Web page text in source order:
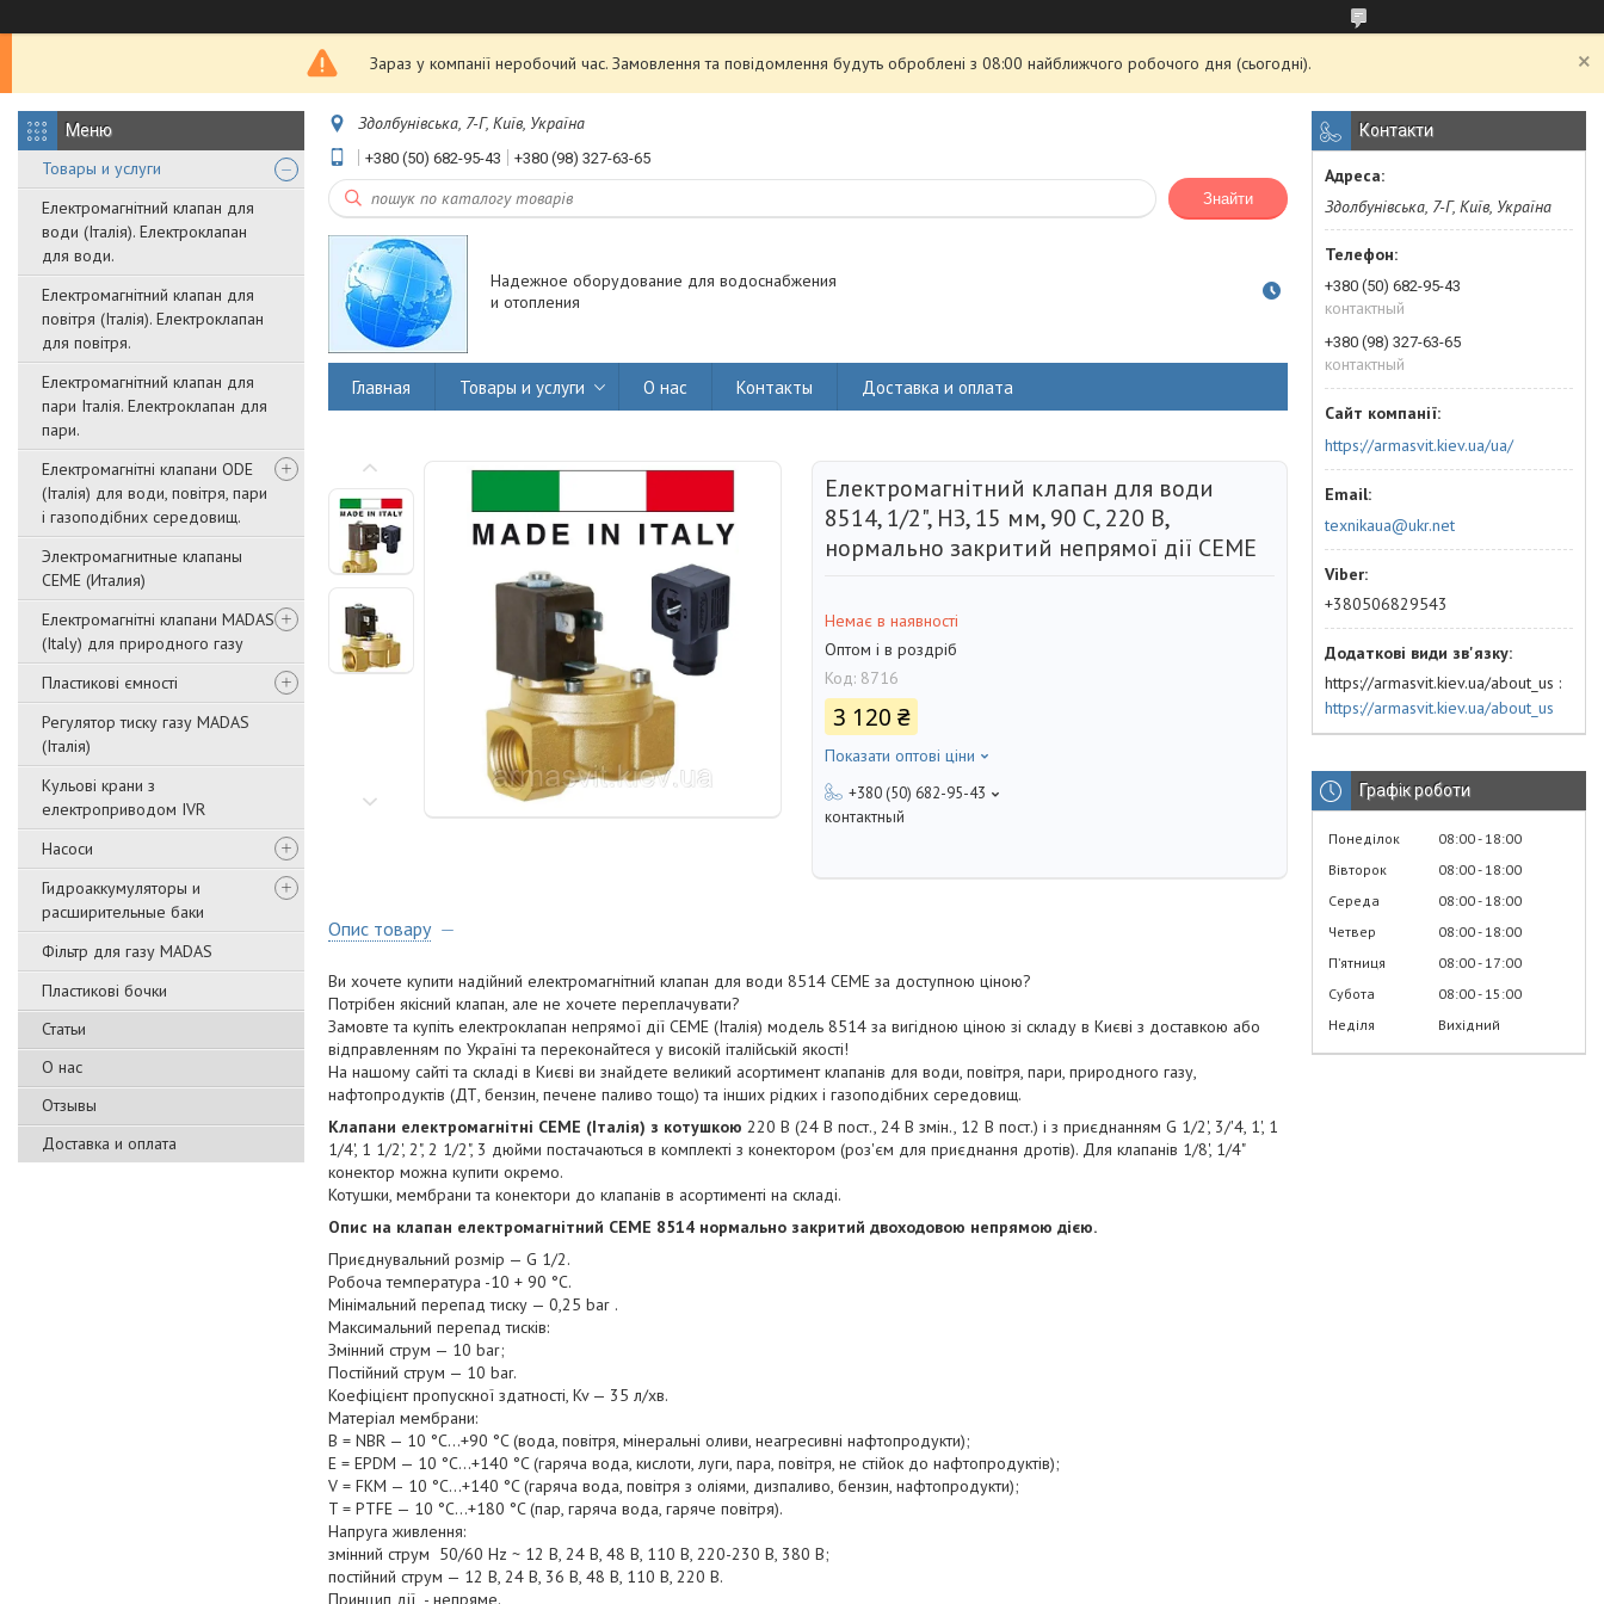
Зараз у компанії неробочий час. Замовлення та повідомлення будуть оброблені з 08:00 найближчого робочого дня (сьогодні).
Товары и услуги
Електромагнітний клапан для
води (Італія). Електроклапан
для води.
Електромагнітний клапан для
повітря (Італія). Електроклапан
для повітря.
Електромагнітний клапан для
пари Італія. Електроклапан для
пари.
Електромагнітні клапани ODE
(Італія) для води, повітря, пари
і газоподібних середовищ.
Электромагнитные клапаны
CEME (Италия)
Електромагнітні клапани MADAS
(Italy) для природного газу
Пластикові ємності
Регулятор тиску газу MADAS
(Італія)
Кульові крани з
електроприводом IVR
Насоси
Гидроаккумуляторы и
расширительные баки
Фільтр для газу MADAS
Пластикові бочки
Статьи
О нас
Отзывы
Доставка и оплата
Здолбунівська, 7-Г, Київ, Україна
+380 (50) 682-95-43 +380 (98) 327-63-65
Знайти
Надежное оборудование для водоснабжения
и отопления
Главная Товары и услуги О нас Контакты Доставка и оплата
Електромагнітний клапан для води
8514, 1/2", НЗ, 15 мм, 90 C, 220 В,
нормально закритий непрямої дії CEME
Немає в наявності
Оптом і в роздріб
Код: 8716
3 120 ₴
Показати оптові ціни
+380 (50) 682-95-43
контактный
Опис товару
Ви хочете купити надійний електромагнітний клапан для води 8514 CEME за доступною ціною?
Потрібен якісний клапан, але не хочете переплачувати?
Замовте та купіть електроклапан непрямої дії CEME (Італія) модель 8514 за вигідною ціною зі складу в Києві з доставкою або
відправленням по Україні та переконайтеся у високій італійській якості!
На нашому сайті та складі в Києві ви знайдете великий асортимент клапанів для води, повітря, пари, природного газу,
нафтопродуктів (ДТ, бензин, печене паливо тощо) та інших рідких і газоподібних середовищ.
Клапани електромагнітні CEME (Італія) з котушкою 220 В (24 В пост., 24 В змін., 12 В пост.) і з приєднанням G 1/2', 3/'4, 1', 1
1/4', 1 1/2', 2", 2 1/2", 3 дюйми постачаються в комплекті з конектором (роз'єм для приєднання дротів). Для клапанів 1/8', 1/4"
конектор можна купити окремо.
Котушки, мембрани та конектори до клапанів в асортименті на складі.
Опис на клапан електромагнітний CЕМE 8514 нормально закритий двоходовою непрямою дією.
Приєднувальний розмір — G 1/2.
Робоча температура -10 + 90 °C.
Мінімальний перепад тиску — 0,25 bar .
Максимальний перепад тисків:
Змінний струм — 10 bar;
Постійний струм — 10 bar.
Коефіцієнт пропускної здатності, Kv — 35 л/хв.
Матеріал мембрани:
В = NBR — 10 °C...+90 °C (вода, повітря, мінеральні оливи, неагресивні нафтопродукти);
Е = EPDM — 10 °C...+140 °C (гаряча вода, кислоти, луги, пара, повітря, не стійок до нафтопродуктів);
V = FKM — 10 °C...+140 °C (гаряча вода, повітря з оліями, дизпаливо, бензин, нафтопродукти);
T = PTFE — 10 °C...+180 °C (пар, гаряча вода, гаряче повітря).
Напруга живлення:
змінний струм 50/60 Hz ~ 12 В, 24 В, 48 В, 110 В, 220-230 В, 380 В;
постійний струм — 12 В, 24 В, 36 В, 48 В, 110 В, 220 В.
Принцип дії - непряме.
Контакти
Здолбунівська, 7-Г, Київ, Україна
+380 (50) 682-95-43
контактный
+380 (98) 327-63-65
контактный
https://armasvit.kiev.ua/ua/
texnikaua@ukr.net
+380506829543
https://armasvit.kiev.ua/about_us
https://armasvit.kiev.ua/about_us
Графік роботи
Понеділок 08:00 18:00
Вівторок
08:00 18:00
Середа
08:00 18:00
Четвер
08:00 18:00
Пʼятниця
08:00 17:00
Субота
08:00 15:00
Неділя
Вихідний